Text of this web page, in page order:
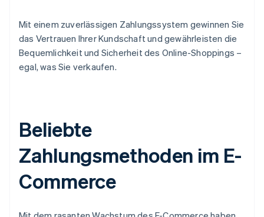
Mit einem zuverlässigen Zahlungssystem gewinnen Sie
das Vertrauen Ihrer Kundschaft und gewährleisten die
Bequemlichkeit und Sicherheit des Online-Shoppings –
egal, was Sie verkaufen.
Beliebte
Zahlungsmethoden im E-
Commerce